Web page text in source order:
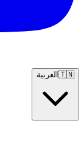
🇹🇳 العربية